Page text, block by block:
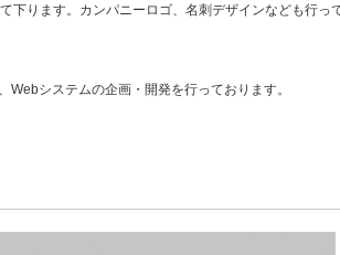
ります。カンパニーロゴ、名刺デザインなども行っ
システムの企画・開発を行っております。